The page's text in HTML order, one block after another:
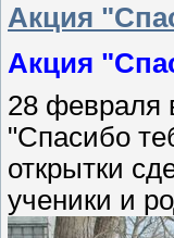
Акция
Акция
28 февраля
"Спасибо
открытки​
ученики и